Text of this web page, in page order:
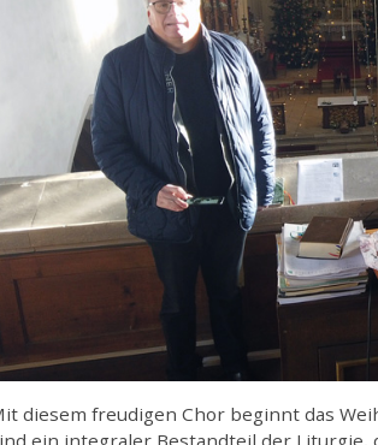
diesem freudigen Chor beginnt das
ein integraler Bestandteil der Liturgie,